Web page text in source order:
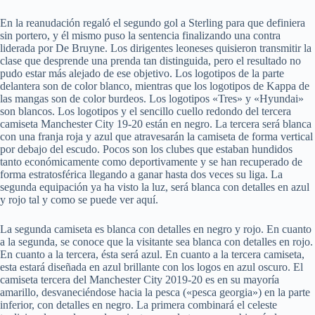
En la reanudación regaló el segundo gol a Sterling para que definiera
sin portero, y él mismo puso la sentencia finalizando una contra
liderada por De Bruyne. Los dirigentes leoneses quisieron transmitir la
clase que desprende una prenda tan distinguida, pero el resultado no
pudo estar más alejado de ese objetivo. Los logotipos de la parte
delantera son de color blanco, mientras que los logotipos de Kappa de
las mangas son de color burdeos. Los logotipos «Tres» y «Hyundai»
son blancos. Los logotipos y el sencillo cuello redondo del tercera
camiseta Manchester City 19-20 están en negro. La tercera será blanca
con una franja roja y azul que atravesarán la camiseta de forma vertical
por debajo del escudo. Pocos son los clubes que estaban hundidos
tanto económicamente como deportivamente y se han recuperado de
forma estratosférica llegando a ganar hasta dos veces su liga. La
segunda equipación ya ha visto la luz, será blanca con detalles en azul
y rojo tal y como se puede ver aquí.
La segunda camiseta es blanca con detalles en negro y rojo. En cuanto
a la segunda, se conoce que la visitante sea blanca con detalles en rojo.
En cuanto a la tercera, ésta será azul. En cuanto a la tercera camiseta,
esta estará diseñada en azul brillante con los logos en azul oscuro. El
camiseta tercera del Manchester City 2019-20 es en su mayoría
amarillo, desvaneciéndose hacia la pesca («pesca georgia») en la parte
inferior, con detalles en negro. La primera combinará el celeste